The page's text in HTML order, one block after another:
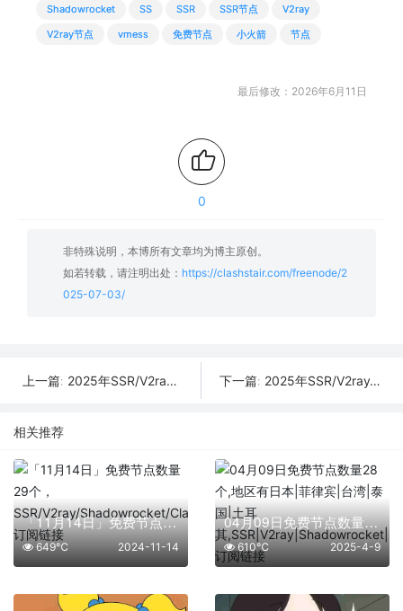
Shadowrocket
SS SSR SSR节点
V2ray
V2ray节点
vmess 免费节点 小火箭 节点
最后修改：2026年6月11日
0
非特殊说明，本博所有文章均为博主原创。
如若转载，请注明出处： https://clashstair.com/freenode/2
025-07-03/
上一篇: 2025年SSR/V2ray/Clash订阅链接 | 07月04日更新：48条可用免费节点 下一篇: 2025年SSR/V2ray/Clash订阅链接 | 07月02日更新：21条可用免费节点
相关推荐
「11月14日」免费节点数量29个，SSR/V2ray/Shadowrocket/Clash订阅链接
2024-11-14
649℃
04月09日免费节点数量28个,地区有日本|菲律宾|台湾|泰国|土耳其,SSR|V2ray|Shadowrocket|Clash订阅链接
2025-4-9
610℃